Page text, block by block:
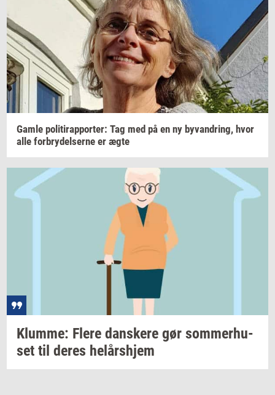
Gamle po­li­tirap­por­ter: Tag med på en ny byvan­dring, hvor
alle for­bry­del­ser­ne er ægte
Klum­me: Flere dan­ske­re gør som­mer­hu­
set til deres helårs­hjem